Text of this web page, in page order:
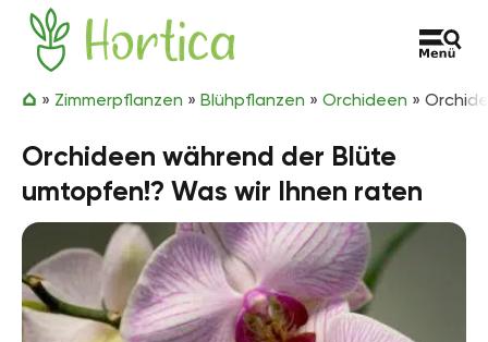
Zum Inhalt springen
Hortica
» Zimmerpflanzen » Blühpflanzen » Orchideen »
Orchideen während der Blüte
umtopfen!? Was wir Ihnen raten